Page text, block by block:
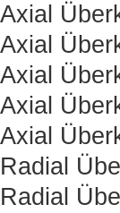
Axial
Axial
Axial
Axial
Axial
Radial
Radial